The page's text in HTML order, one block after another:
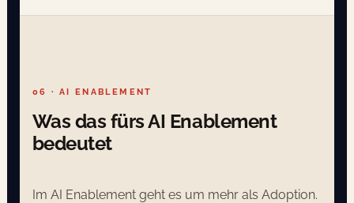
06 · AI ENABLEMENT
Was das fürs AI Enablement
bedeutet
Im AI Enablement geht es um mehr als Adoption.